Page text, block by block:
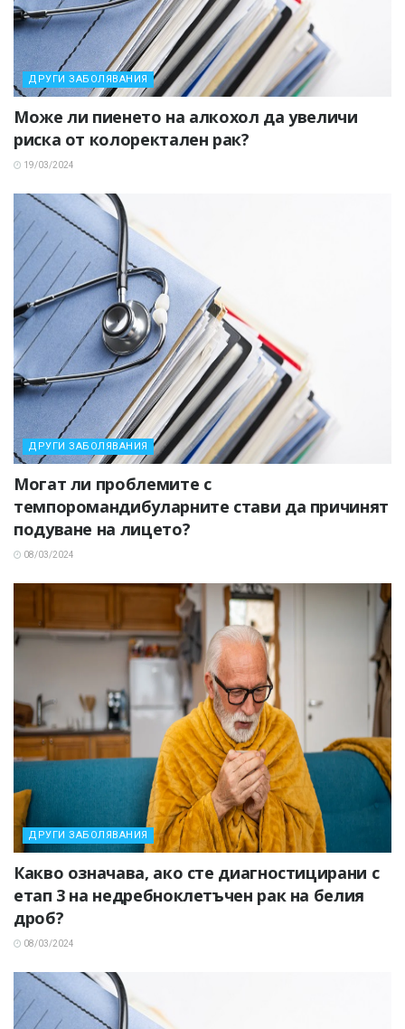
ДРУГИ ЗАБОЛЯВАНИЯ
Може ли пиенето на алкохол да увеличи
риска от колоректален рак?
19/03/2024
ДРУГИ ЗАБОЛЯВАНИЯ
Могат ли проблемите с
темпоромандибуларните стави да причинят
подуване на лицето?
08/03/2024
ДРУГИ ЗАБОЛЯВАНИЯ
Какво означава, ако сте диагностицирани с
етап 3 на недребноклетъчен рак на белия
дроб?
08/03/2024